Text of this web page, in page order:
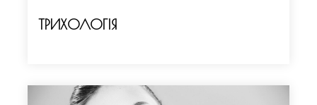
ТРИХОЛОГІЯ